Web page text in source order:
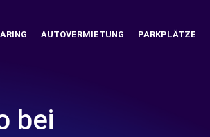
AUTOVERMIETUNG PARKPLÄTZE
bei